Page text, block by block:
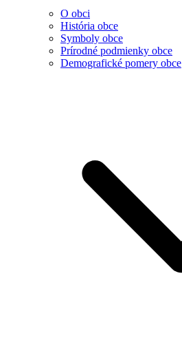
O obci
História obce
Symboly obce
Prírodné podmienky obce
Demografické pomery obce